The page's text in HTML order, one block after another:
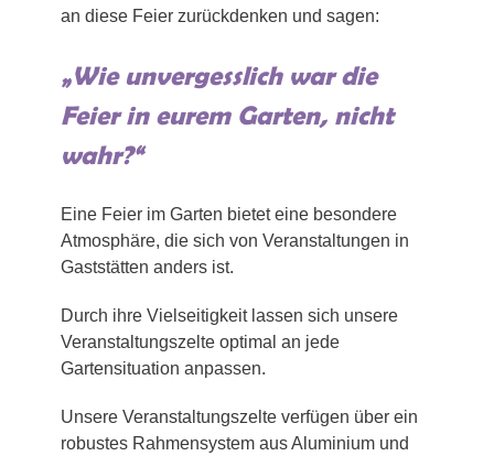
an diese Feier zurückdenken und sagen:
„Wie unvergesslich war die
Feier in eurem Garten, nicht
wahr?“
Eine Feier im Garten bietet eine besondere
Atmosphäre, die sich von Veranstaltungen in
Gaststätten anders ist.
Durch ihre Vielseitigkeit lassen sich unsere
Veranstaltungszelte optimal an jede
Gartensituation anpassen.
Unsere Veranstaltungszelte verfügen über ein
robustes Rahmensystem aus Aluminium und